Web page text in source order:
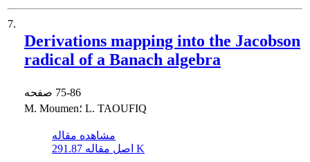
7.
Derivations mapping into the Jacobson
radical of a Banach algebra
75-86
M. Moumen؛ L. TAOUFIQ
مشاهده مقاله
اصل مقاله 291.87 K